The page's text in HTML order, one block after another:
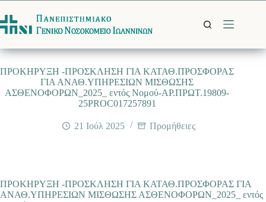
στο
περιεχόμενο
ΠΡΟΚΗΡΥΞΗ -ΠΡΟΣΚΛΗΣΗ ΓΙΑ ΚΑΤΑΘ.ΠΡΟΣΦΟΡΑΣ
ΓΙΑ ΑΝΑΘ.ΥΠΗΡΕΣΙΩΝ ΜΙΣΘΩΣΗΣ
ΑΣΘΕΝΟΦΟΡΩΝ_2025_ εντός Νομού-ΑΡ.ΠΡΩΤ.19809-
25PROC017257891
21 Ιούλ 2025 Προμήθειες
ΠΡΟΚΗΡΥΞΗ -ΠΡΟΣΚΛΗΣΗ ΓΙΑ ΚΑΤΑΘ.ΠΡΟΣΦΟΡΑΣ ΓΙΑ
ΑΝΑΘ.ΥΠΗΡΕΣΙΩΝ ΜΙΣΘΩΣΗΣ ΑΣΘΕΝΟΦΟΡΩΝ_2025_ εντός